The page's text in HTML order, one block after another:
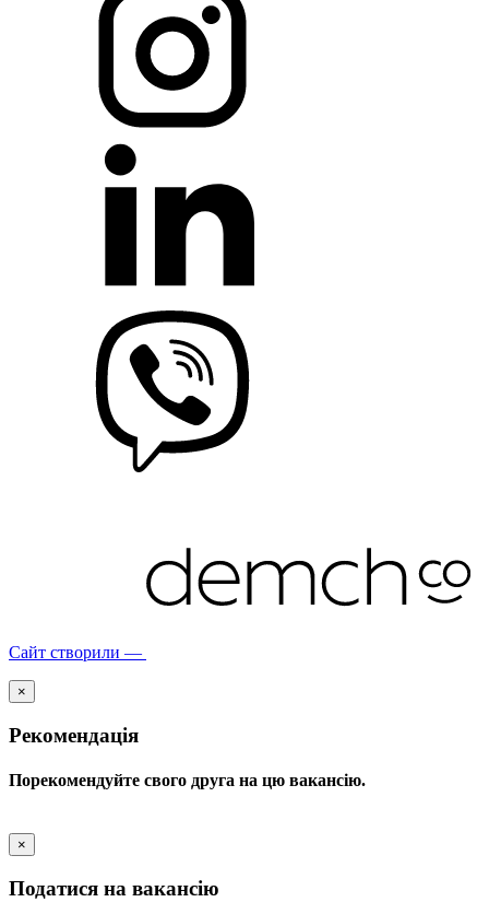
Сайт створили —
×
Рекомендація
Порекомендуйте свого друга на цю вакансію.
×
Податися на вакансію